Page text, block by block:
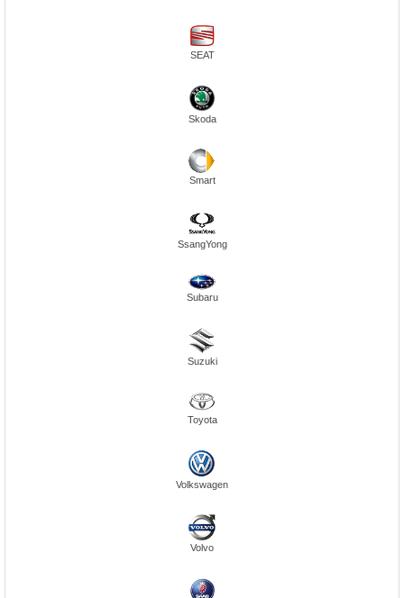
SEAT
Skoda
Smart
SsangYong
Subaru
Suzuki
Toyota
Volkswagen
Volvo